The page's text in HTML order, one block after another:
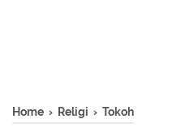
Home › Religi › Tokoh